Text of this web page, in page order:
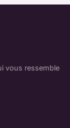
vous ressemble